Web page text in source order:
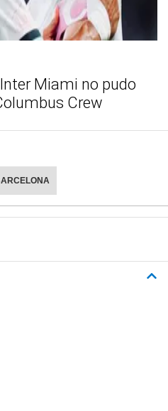
Miami no pudo
Crew